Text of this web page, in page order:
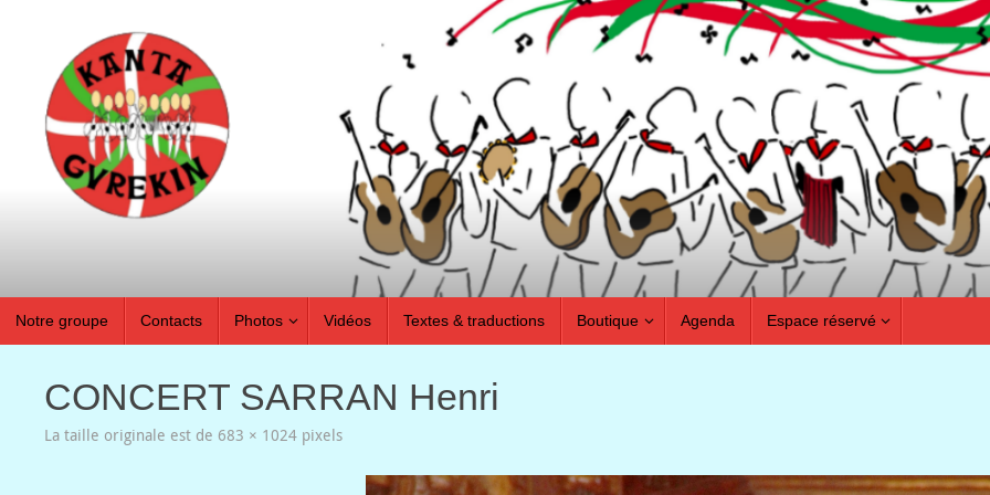
contenu
Notre groupe Contacts Photos Vidéos Textes & traductions Boutique Agenda Espace réservé
CONCERT SARRAN Henri
La taille originale est de 683 × 1024 pixels